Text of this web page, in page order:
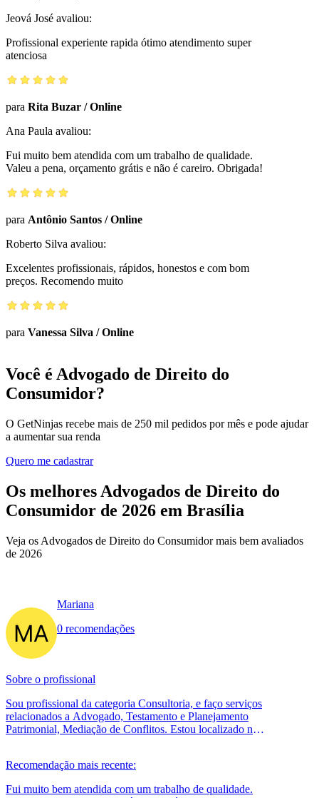
Jeová José avaliou:
Profissional experiente rapida ótimo atendimento super
atenciosa
para Rita Buzar /Online
Ana Paula avaliou:
Fui muito bem atendida com um trabalho de qualidade.
Valeu a pena, orçamento grátis e não é careiro. Obrigada!
para Antônio Santos /Online
Roberto Silva avaliou:
Excelentes profissionais, rápidos, honestos e com bom
preços. Recomendo muito
para Vanessa Silva /Online
Você é Advogado de Direito do
Consumidor?
O GetNinjas recebe mais de 250 mil pedidos por mês e pode ajudar
a aumentar sua renda
Quero me cadastrar
Os melhores Advogados de Direito do
Consumidor de 2026 em Brasília
Veja os Advogados de Direito do Consumidor mais bem avaliados
de 2026
Mariana
0 recomendações
Sobre o profissional
Sou profissional da categoria Consultoria, e faço serviços
relacionados a Advogado, Testamento e Planejamento
Patrimonial, Mediação de Conflitos. Estou localizado no
Recomendação mais recente:
Fui muito bem atendida com um trabalho de qualidade.